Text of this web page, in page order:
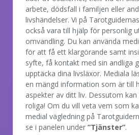
arbete, dödsfall i familjen eller
livshändelser. Vi på
också vara till hjälp för personlig
omvandling. Du kan använda
för att få ett klargörande samt
syfte, få kontakt med sin andliga
upptäcka dina livsläxor. Mediala
en mängd information som är till
aspekter av ditt liv. Dessutom
roliga! Om du vill veta vem som
medial vägledning på
se i panelen under ”Tjänster”.